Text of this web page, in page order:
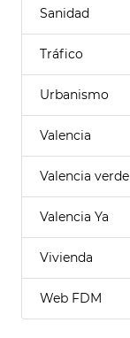
Sanidad
Tráfico
Urbanismo
Valencia
Valencia verde
Valencia Ya
Vivienda
Web FDM